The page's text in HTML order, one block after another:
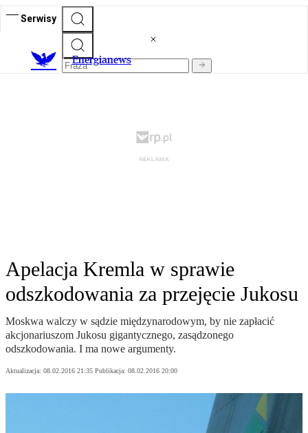
Serwisy
Energianews
Apelacja Kremla w sprawie
odszkodowania za przejęcie Jukosu
Moskwa walczy w sądzie międzynarodowym, by nie zapłacić
akcjonariuszom Jukosu gigantycznego, zasądzonego
odszkodowania. I ma nowe argumenty.
Aktualizacja: 08.02.2016 21:35 Publikacja: 08.02.2016 20:00